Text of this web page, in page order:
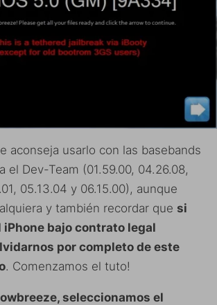
aconseja usarlo con las basebands
el Dev-Team (01.59.00, 04.26.08,
05.13.04 y 06.15.00), aunque
y también recordar que si
iPhone bajo contrato legal
por completo de este
. Comenzamos el tuto!
seleccionamos el